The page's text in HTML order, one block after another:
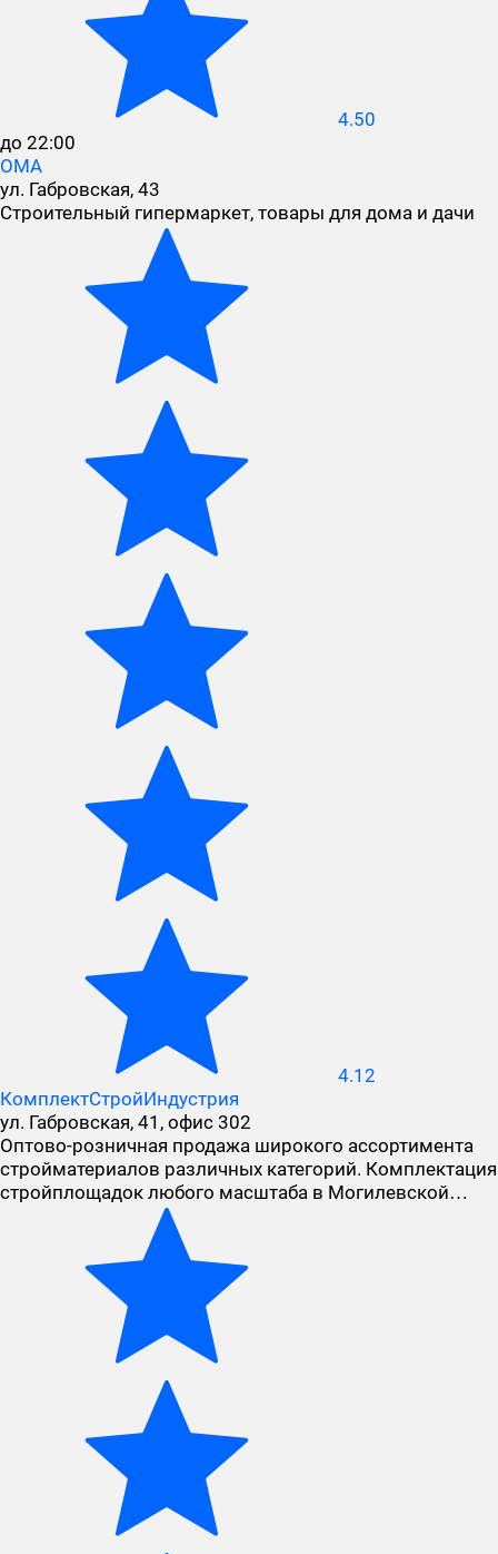
4.50
до 22:00
ОМА
ул. Габровская, 43
Строительный гипермаркет, товары для дома и дачи
4.12
КомплектСтройИндустрия
ул. Габровская, 41, офис 302
Оптово-розничная продажа широкого ассортимента
стройматериалов различных категорий. Комплектация
стройплощадок любого масштаба в Могилевской…